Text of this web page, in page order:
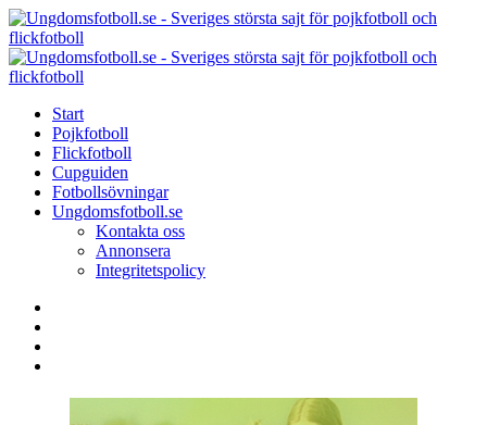
Menu
Search
Menu
Start
Pojkfotboll
Flickfotboll
Cupguiden
Fotbollsövningar
Ungdomsfotboll.se
Kontakta oss
Annonsera
Integritetspolicy